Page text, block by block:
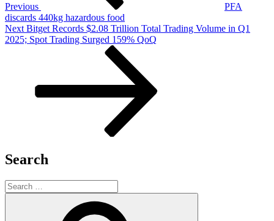
Previous
PFA
discards 440kg hazardous food
Next
Post
Next Bitget Records $2.08 Trillion Total Trading Volume in Q1
2025; Spot Trading Surged 159% QoQ
Search
Search
for: